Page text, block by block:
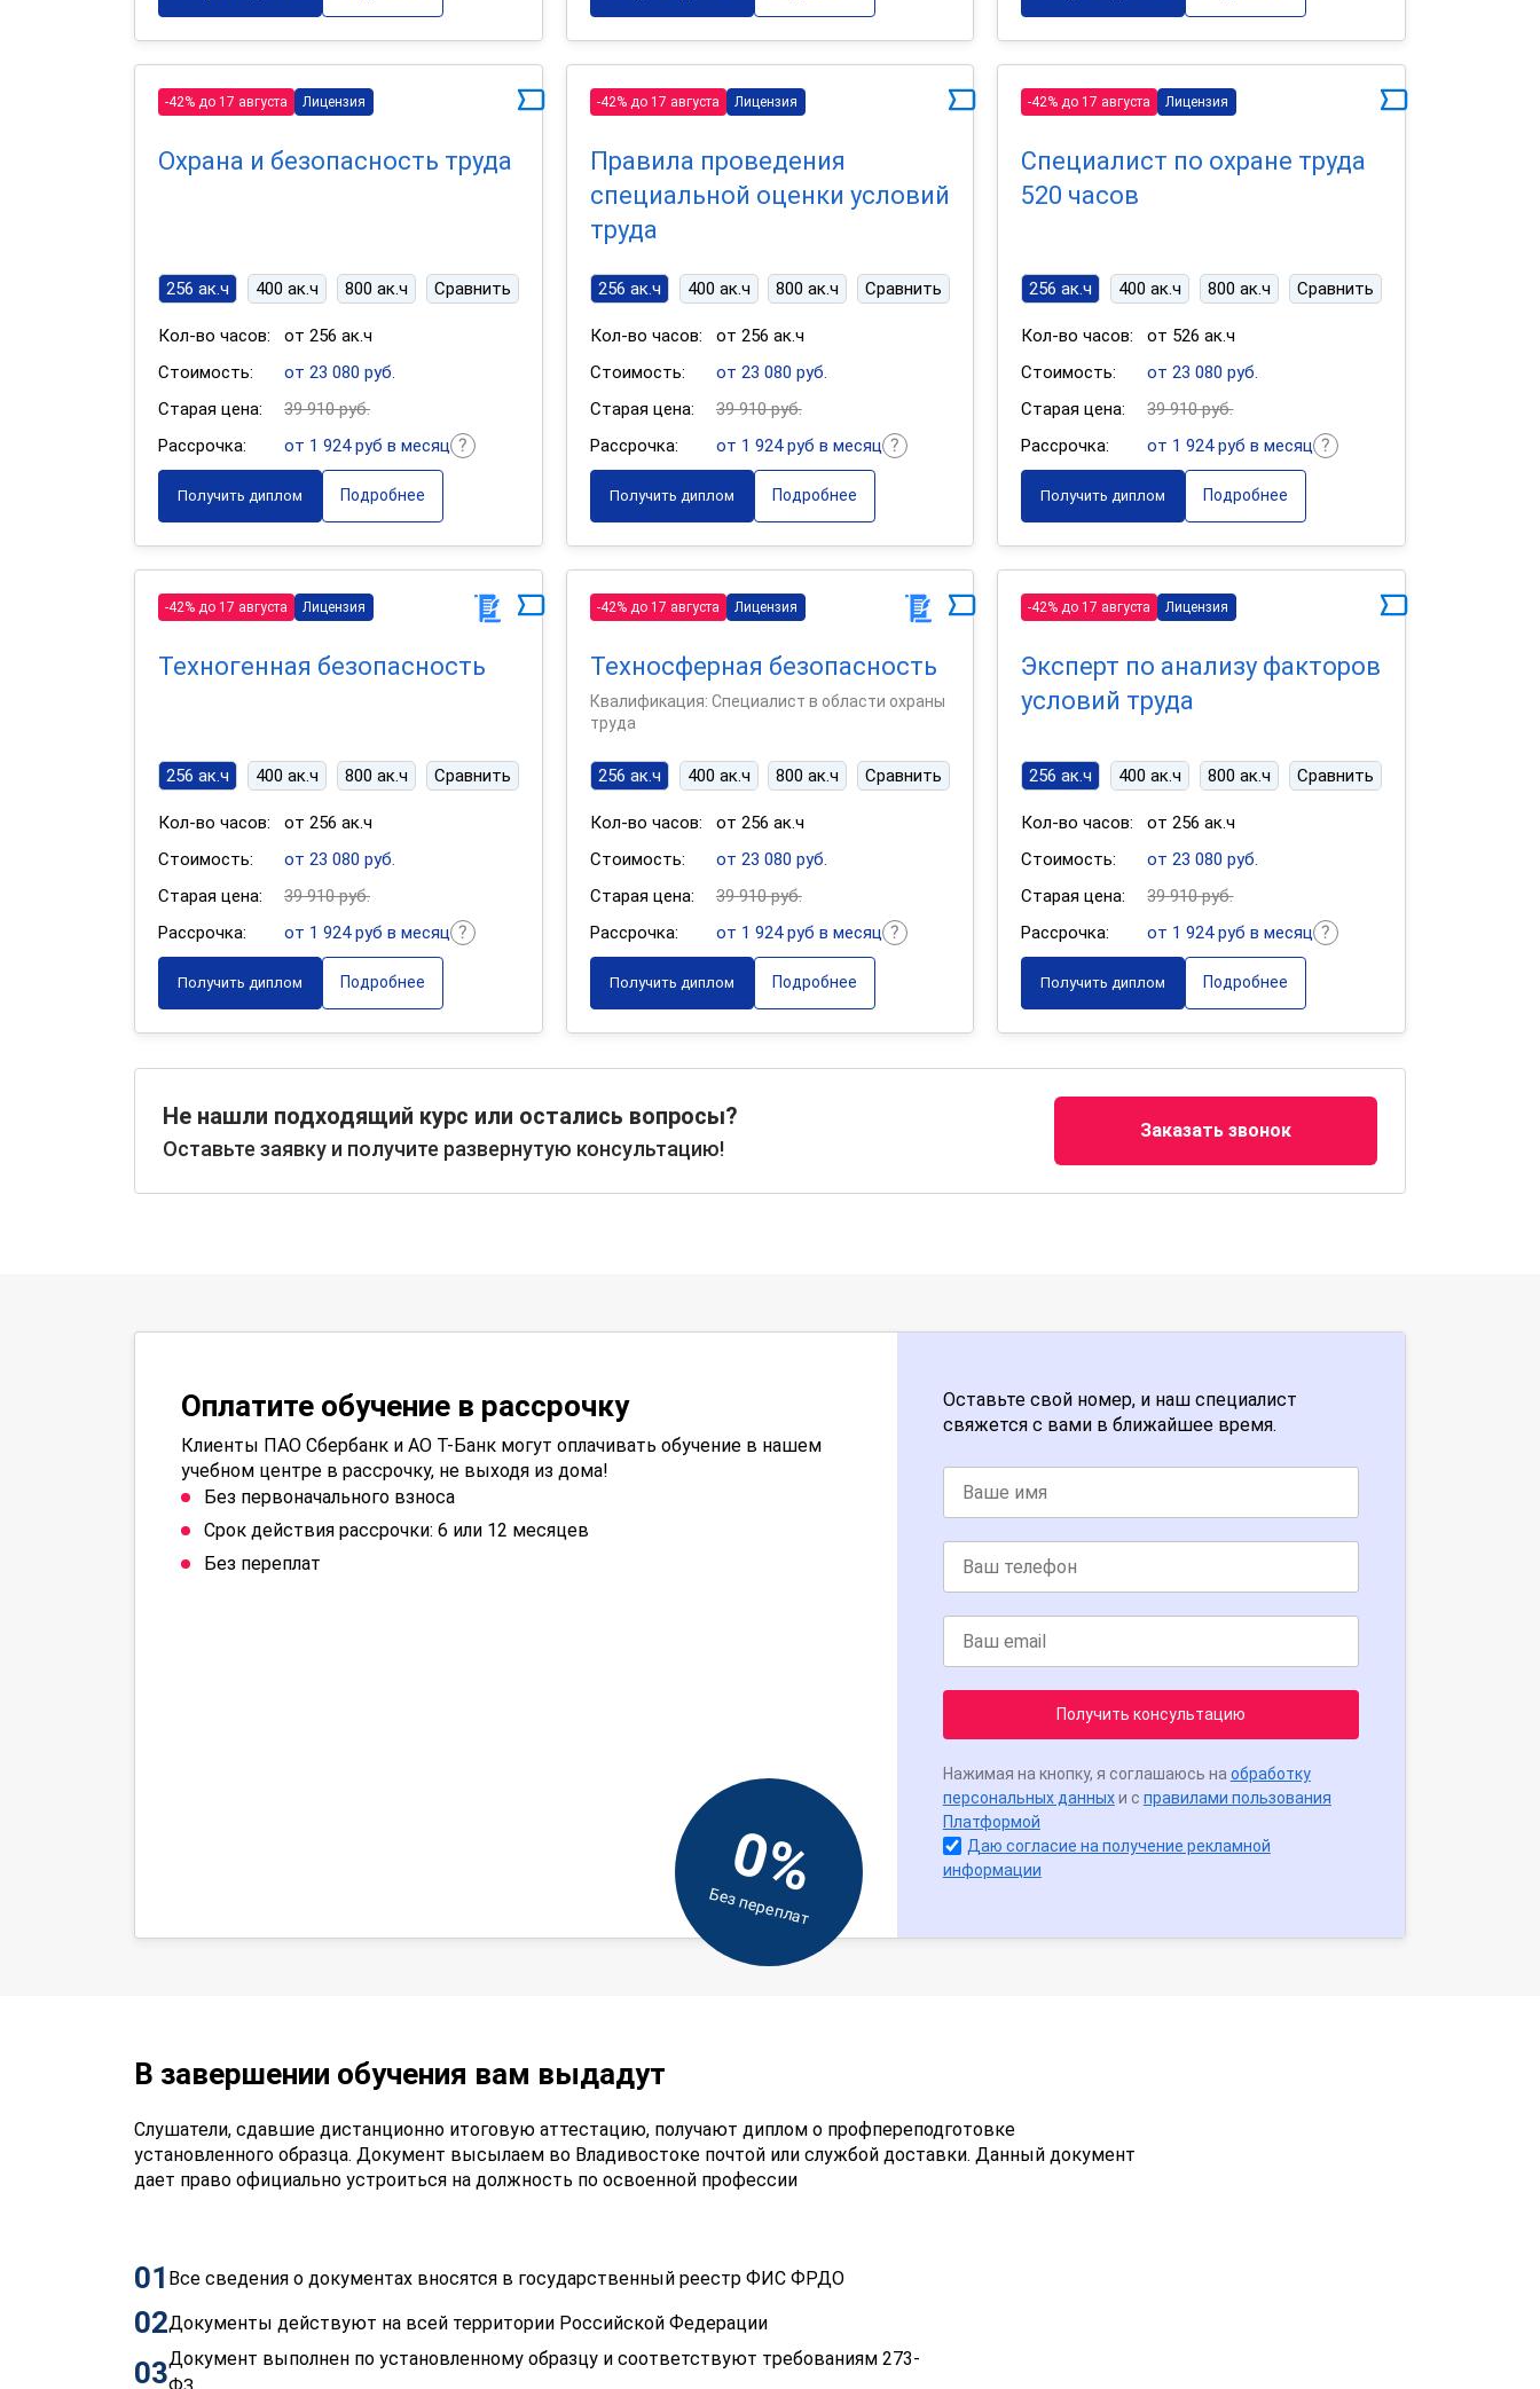
-42% до 17 августа Лицензия
Охрана и безопасность труда
256 ак.ч 400 ак.ч 800 ак.ч Сравнить
Кол-во часов:
от 256 ак.ч
Стоимость:
от 23 080 руб.
Старая цена:
39 910 руб.
Рассрочка:
от 1 924 руб в месяц
Получить диплом Подробнее
-42% до 17 августа Лицензия
Правила проведения
специальной оценки условий
труда
256 ак.ч 400 ак.ч 800 ак.ч Сравнить
Кол-во часов:
от 256 ак.ч
Стоимость:
от 23 080 руб.
Старая цена:
39 910 руб.
Рассрочка:
от 1 924 руб в месяц
Получить диплом Подробнее
-42% до 17 августа Лицензия
Специалист по охране труда
520 часов
256 ак.ч 400 ак.ч 800 ак.ч Сравнить
Кол-во часов:
от 526 ак.ч
Стоимость:
от 23 080 руб.
Старая цена:
39 910 руб.
Рассрочка:
от 1 924 руб в месяц
Получить диплом Подробнее
-42% до 17 августа Лицензия
Техногенная безопасность
256 ак.ч 400 ак.ч 800 ак.ч Сравнить
Кол-во часов:
от 256 ак.ч
Стоимость:
от 23 080 руб.
Старая цена:
39 910 руб.
Рассрочка:
от 1 924 руб в месяц
Получить диплом Подробнее
-42% до 17 августа Лицензия
Техносферная безопасность
Квалификация: Специалист в области охраны
труда
256 ак.ч 400 ак.ч 800 ак.ч Сравнить
Кол-во часов:
от 256 ак.ч
Стоимость:
от 23 080 руб.
Старая цена:
39 910 руб.
Рассрочка:
от 1 924 руб в месяц
Получить диплом Подробнее
-42% до 17 августа Лицензия
Эксперт по анализу факторов
условий труда
256 ак.ч 400 ак.ч 800 ак.ч Сравнить
Кол-во часов:
от 256 ак.ч
Стоимость:
от 23 080 руб.
Старая цена:
39 910 руб.
Рассрочка:
от 1 924 руб в месяц
Получить диплом Подробнее
Не нашли подходящий курс или остались вопросы?
Оставьте заявку и получите развернутую консультацию!
Заказать звонок
Оплатите обучение в рассрочку
Клиенты ПАО Сбербанк и АО Т-Банк могут оплачивать обучение в нашем
учебном центре в рассрочку, не выходя из дома!
Без первоначального взноса
Срок действия рассрочки: 6 или 12 месяцев
Без переплат
0%
Без переплат
Оставьте свой номер, и наш специалист
свяжется с вами в ближайшее время.
Получить консультацию
Нажимая на кнопку, я соглашаюсь на обработку
персональных данныхи с правилами пользования
Платформой
Даю согласие на получение рекламной
информации
В завершении обучения вам выдадут
Слушатели, сдавшие дистанционно итоговую аттестацию, получают диплом о профпереподготовке
установленного образца. Документ высылаем во Владивостоке почтой или службой доставки. Данный документ
дает право официально устроиться на должность по освоенной профессии
01 Все сведения о документах вносятся в государственный реестр ФИС ФРДО
02Документы действуют на всей территории Российской Федерации
03Документ выполнен по установленному образцу и соответствуют требованиям 273-